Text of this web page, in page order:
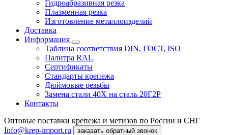
Гидроабразивная резка
Плазменная резка
Изготовление металлоизделий
Доставка
Информация
Таблица соответствия DIN, ГОСТ, ISO
Палитра RAL
Сертификаты
Стандарты крепежа
Дюймовые резьбы
Замена стали 40Х на сталь 20Г2Р
Контакты
Оптовые поставки крепежа и метизов по России и СНГ
Info@krep-import.ru
заказать обратный звонок